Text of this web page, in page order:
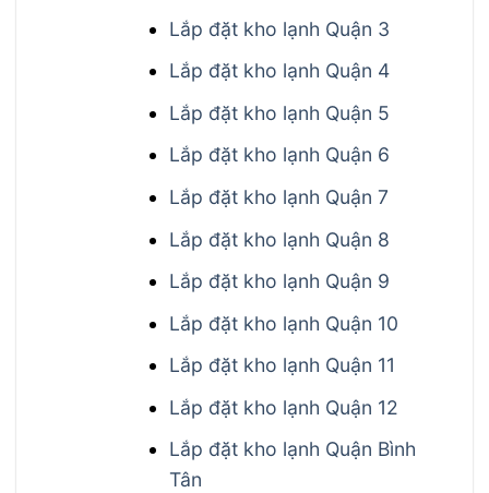
Lắp đặt kho lạnh Quận 3
Lắp đặt kho lạnh Quận 4
Lắp đặt kho lạnh Quận 5
Lắp đặt kho lạnh Quận 6
Lắp đặt kho lạnh Quận 7
Lắp đặt kho lạnh Quận 8
Lắp đặt kho lạnh Quận 9
Lắp đặt kho lạnh Quận 10
Lắp đặt kho lạnh Quận 11
Lắp đặt kho lạnh Quận 12
Lắp đặt kho lạnh Quận Bình
Tân